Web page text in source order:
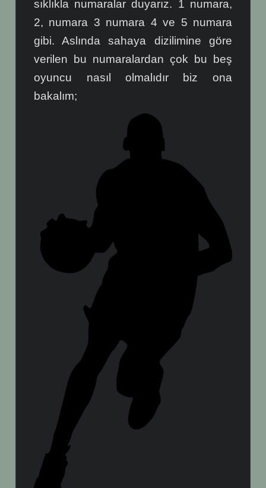
sıklıkla numaralar duyarız. 1 numara,
2, numara 3 numara 4 ve 5 numara
gibi. Aslında sahaya dizilimine göre
verilen bu numaralardan çok bu beş
oyuncu nasıl olmalıdır biz ona
bakalım;